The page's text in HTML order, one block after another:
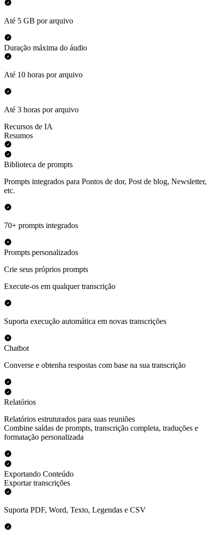
Até 5 GB por arquivo
Duração máxima do áudio
Até 10 horas por arquivo
Até 3 horas por arquivo
Recursos de IA
Resumos
Biblioteca de prompts
Prompts integrados para Pontos de dor, Post de blog, Newsletter,
etc.
70+ prompts integrados
Prompts personalizados
Crie seus próprios prompts
Execute-os em qualquer transcrição
Suporta execução automática em novas transcrições
Chatbot
Converse e obtenha respostas com base na sua transcrição
Relatórios
Relatórios estruturados para suas reuniões
Combine saídas de prompts, transcrição completa, traduções e
formatação personalizada
Exportando Conteúdo
Exportar transcrições
Suporta PDF, Word, Texto, Legendas e CSV